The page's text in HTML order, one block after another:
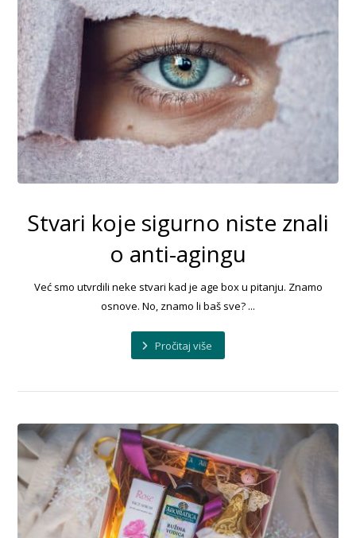
Stvari koje sigurno niste znali
o anti-agingu
Već smo utvrdili neke stvari kad je age box u pitanju. Znamo
osnove. No, znamo li baš sve? ...
Pročitaj više